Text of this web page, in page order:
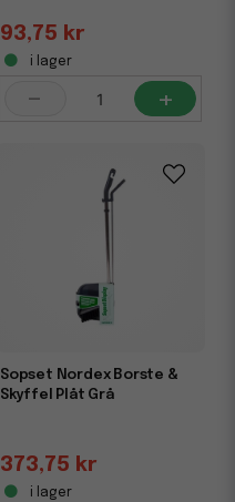
93,75 kr
i lager
- +
Sopset Nordex Borste &
Skyffel Plåt Grå
373,75 kr
i lager